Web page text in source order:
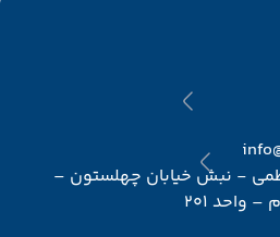
- نبش خیابان چهلستون –